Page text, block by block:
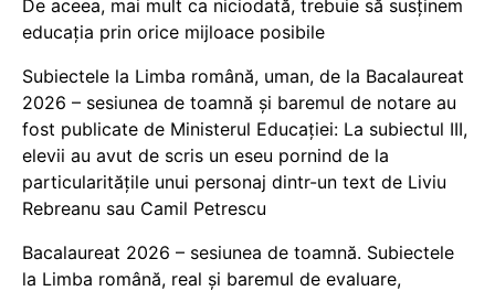
De aceea, mai mult ca niciodată, trebuie să susținem
educația prin orice mijloace posibile
Subiectele la Limba română, uman, de la Bacalaureat
2026 – sesiunea de toamnă și baremul de notare au
fost publicate de Ministerul Educației: La subiectul III,
elevii au avut de scris un eseu pornind de la
particularitățile unui personaj dintr-un text de Liviu
Rebreanu sau Camil Petrescu
Bacalaureat 2026 – sesiunea de toamnă. Subiectele
la Limba română, real și baremul de evaluare,